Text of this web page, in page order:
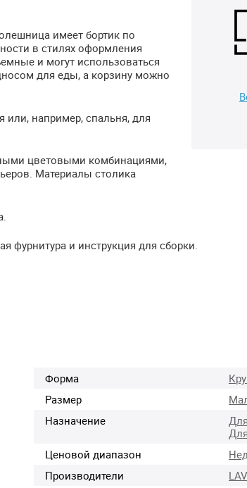
имеет бортик по
в стилях оформления
и могут использоваться
для еды, а корзину можно
или, например, спальня, для
цветовыми комбинациями,
Материалы столика
фурнитура и инструкция для сборки.
Форма
Размер
Назначение
Ценовой диапазон
Производители